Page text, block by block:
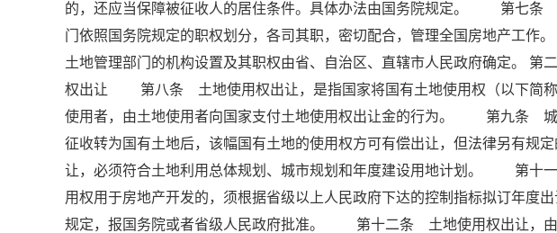
的，还应当保障被征收人的居住条件。具体办法由国务院规定。 第七条
门依照国务院规定的职权划分，各司其职，密切配合，管理全国房地产工
土地管理部门的机构设置及其职权由省、自治区、直辖市人民政府确定。
权出让 第八条 土地使用权出让，是指国家将国有土地使用权（以下简称
使用者，由土地使用者向国家支付土地使用权出让金的行为。 第九条 城
征收转为国有土地后，该幅国有土地的使用权方可有偿出让，但法律另
让，必须符合土地利用总体规划、城市规划和年度建设用地计划。 第十
用权用于房地产开发的，须根据省级以上人民政府下达的控制指标拟订年度
规定，报国务院或者省级人民政府批准。 第十二条 土地使用权出让，由